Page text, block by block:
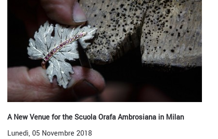
A New Venue for the Scuola Orafa Ambrosiana in Milan
Lunedì, 05 Novembre 2018